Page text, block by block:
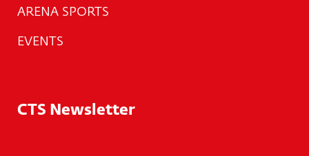
ARENA SPORTS
EVENTS
CTS Newsletter